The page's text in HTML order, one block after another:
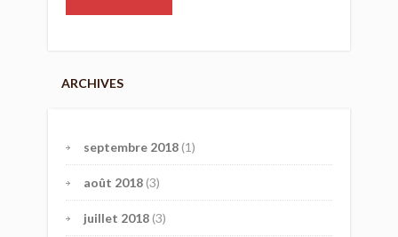
ARCHIVES
septembre 2018 (1)
août 2018 (3)
juillet 2018 (3)